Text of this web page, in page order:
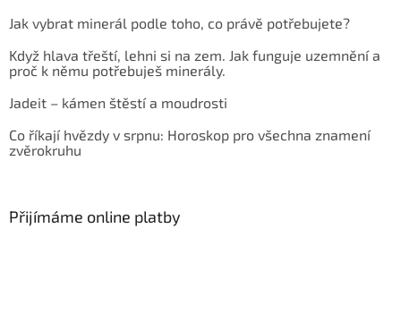
Jak vybrat minerál podle toho, co právě potřebujete?
Když hlava třeští, lehni si na zem. Jak funguje uzemnění a
proč k němu potřebuješ minerály.
Jadeit – kámen štěstí a moudrosti
Co říkají hvězdy v srpnu: Horoskop pro všechna znamení
zvěrokruhu
Přijímáme online platby